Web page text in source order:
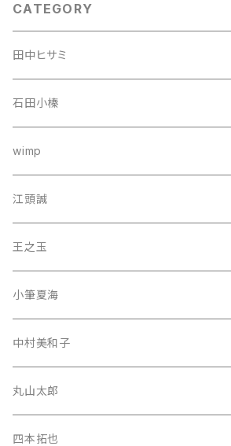
CATEGORY
田中ヒサミ
石田小榛
wimp
江頭誠
王之玉
小筆夏海
中村美和子
丸山太郎
四本拓也